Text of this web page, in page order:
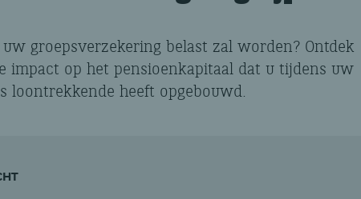
uw groepsverzekering belast zal worden? Ontdek
impact op het pensioenkapitaal dat u tijdens uw
loontrekkende heeft opgebouwd.